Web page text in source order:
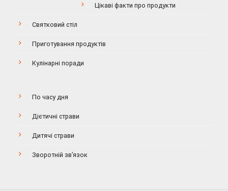
Цікаві факти про продукти
Святковий стіл
Приготування продуктів
Кулінарні поради
По часу дня
Дієтичні страви
Дитячі страви
Зворотній зв’язок